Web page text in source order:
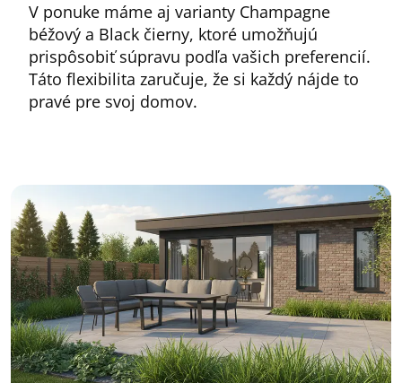
V ponuke máme aj varianty Champagne
béžový a Black čierny, ktoré umožňujú
prispôsobiť súpravu podľa vašich preferencií.
Táto flexibilita zaručuje, že si každý nájde to
pravé pre svoj domov.